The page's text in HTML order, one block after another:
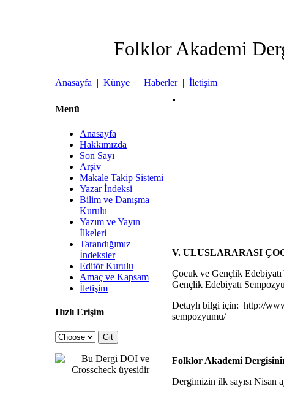
Folklor Akademi
Anasayfa | Künye | Haberler| İletişim
Menü
Anasayfa
Hakkımızda
Son Sayı
Arşiv
Makale Takip Sistemi
Yazar İndeksi
Bilim ve Danışma
Kurulu
Yazım ve Yayın
İlkeleri
Tarandığımız
İndeksler
Editör Kurulu
Amaç ve Kapsam
İletişim
Hızlı Erişim
V. ULUSLARARASI
Çocuk ve Gençlik Edebiyatı
Gençlik Edebiyatı
Detaylı bilgi için: http://
sempozyumu/
Folklor Akademi
Dergimizin ilk sayısı Nisan